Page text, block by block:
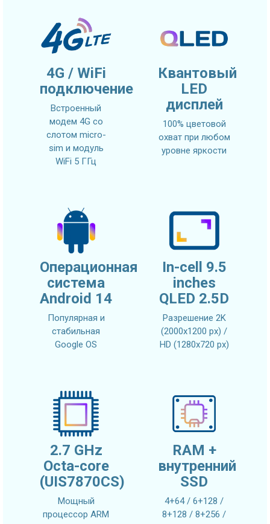
4G / WiFi
подключение
Встроенный
модем 4G со
слотом micro-
sim и модуль
WiFi 5 ГГц
Квантовый
LED
дисплей
100% цветовой
охват при любом
уровне яркости
Операционная
система
Android 14
Популярная и
стабильная
Google OS
In-cell 9.5
inches
QLED 2.5D
Разрешение 2K
(2000x1200 px) /
HD (1280x720 px)
2.7 GHz
Octa-core
(UIS7870CS)
Мощный
процессор ARM
RAM +
внутренний
SSD
4+64 / 6+128 /
8+128 / 8+256 /